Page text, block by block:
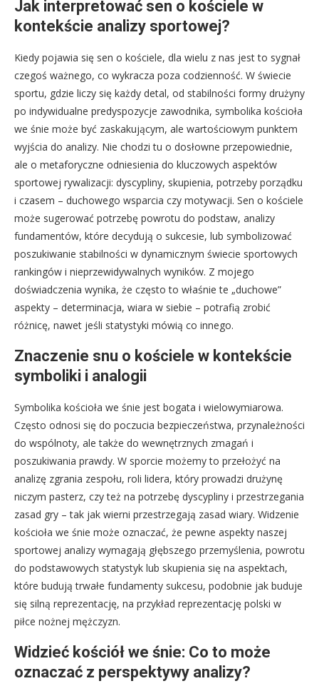
Jak interpretować sen o kościele w
kontekście analizy sportowej?
Kiedy pojawia się sen o kościele, dla wielu z nas jest to sygnał
czegoś ważnego, co wykracza poza codzienność. W świecie
sportu, gdzie liczy się każdy detal, od stabilności formy drużyny
po indywidualne predyspozycje zawodnika, symbolika kościoła
we śnie może być zaskakującym, ale wartościowym punktem
wyjścia do analizy. Nie chodzi tu o dosłowne przepowiednie,
ale o metaforyczne odniesienia do kluczowych aspektów
sportowej rywalizacji: dyscypliny, skupienia, potrzeby porządku
i czasem – duchowego wsparcia czy motywacji. Sen o kościele
może sugerować potrzebę powrotu do podstaw, analizy
fundamentów, które decydują o sukcesie, lub symbolizować
poszukiwanie stabilności w dynamicznym świecie sportowych
rankingów i nieprzewidywalnych wyników. Z mojego
doświadczenia wynika, że często to właśnie te „duchowe”
aspekty – determinacja, wiara w siebie – potrafią zrobić
różnicę, nawet jeśli statystyki mówią co innego.
Znaczenie snu o kościele w kontekście
symboliki i analogii
Symbolika kościoła we śnie jest bogata i wielowymiarowa.
Często odnosi się do poczucia bezpieczeństwa, przynależności
do wspólnoty, ale także do wewnętrznych zmagań i
poszukiwania prawdy. W sporcie możemy to przełożyć na
analizę zgrania zespołu, roli lidera, który prowadzi drużynę
niczym pasterz, czy też na potrzebę dyscypliny i przestrzegania
zasad gry – tak jak wierni przestrzegają zasad wiary. Widzenie
kościoła we śnie może oznaczać, że pewne aspekty naszej
sportowej analizy wymagają głębszego przemyślenia, powrotu
do podstawowych statystyk lub skupienia się na aspektach,
które budują trwałe fundamenty sukcesu, podobnie jak buduje
się silną reprezentację, na przykład reprezentację polski w
piłce nożnej mężczyzn.
Widzieć kościół we śnie: Co to może
oznaczać z perspektywy analizy?